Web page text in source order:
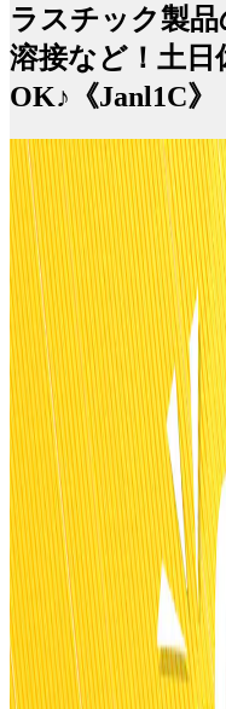
ラスチック製
溶接など！土
OK♪《Janl1C》